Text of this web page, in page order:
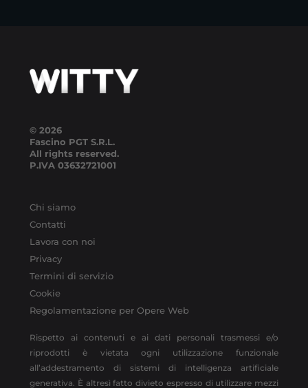
© 2026
Fascino PGT S.R.L.
All rights reserved.
P.IVA 03632721001
Chi siamo
Contatti
Lavora con noi
Privacy
Termini di servizio
Cookie
Regolamentazione per Opere Web
Rispetto ai contenuti e ai dati personali trasmessi e/o
riprodotti è vietata ogni utilizzazione funzionale
all’addestramento di sistemi di intelligenza artificiale
generativa. È altresì fatto divieto espresso di utilizzare mezzi